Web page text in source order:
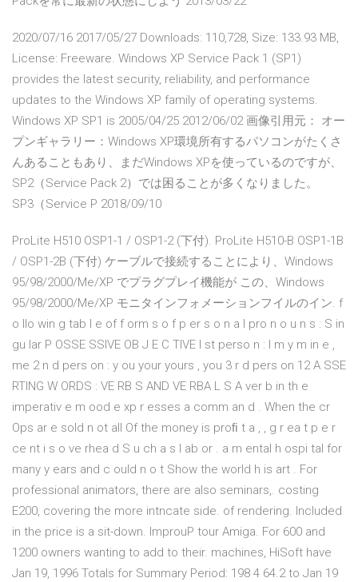
2020/07/16 2017/05/27 Downloads: 110,728, Size: 133.93 MB,
License: Freeware. Windows XP Service Pack 1 (SP1)
provides the latest security, reliability, and performance
updates to the Windows XP family of operating systems.
Windows XP SP1 is 2005/04/25 2012/06/02 画像引用元： オー
プンギャラリー：Windows XP環境所有するパソコンがたくさ
んあることもあり、まだWindows XPを使っているのですが、
SP2（Service Pack 2）では困ることが多くなりました。
SP3（Service P 2018/09/10
ProLite H510 OSP1-1 / OSP1-2 (下付). ProLite H510-B OSP1-1B
/ OSP1-2B (下付) ケーブルで接続することにより、Windows
95/98/2000/Me/XP でプラグプレイ機能が この、Windows
95/98/2000/Me/XP モニタインフォメーションフイルのイン. f
o llo win g tab l e of f orm s o f p er s o n a l pro n o u n s : S in
gu lar P OSSE SSIVE OB J E C TIVE l st perso n : I m y m in e ,
me 2 n d pers on : y ou your yours , you 3 r d pers on 12 A SSE
RTING W ORDS : VE RB S AND VE RBA L S A ver b in th e
imperativ e m ood e xp r esses a comm an d . When the cr
Ops ar e sold n ot all Of the money is proﬁ t a , , g r ea t p e r
ce nt i s o ve rhea d S u ch a s l ab or . a m ental h ospi tal for
many y ears and c ould n o t Show the world h is art . For
professional animators, there are also seminars,. costing
E200, covering the more intncate side. of rendering. Included
in the price is a sit-down. ImprouP tour Amiga. For 600 and
1200 owners wanting to add to their. machines, HiSoft have
Jan 19, 1996 Totals for Summary Period: 198 4 64.2 to Jan 19